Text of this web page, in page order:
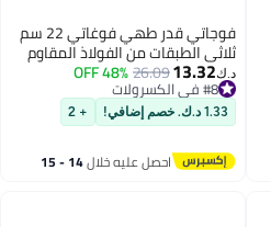
فوجاتي قدر طهي فوغاتي 22 سم
ثلاثي الطبقات من الفولاذ المقاوم
للصدأ (4 لترات) مع غطاء زجاجي -
مقبض ملحوم - قدر طهي مغطى
متوافق مع المواقد الحثية - أواني
شوربة - (خالية 100% من حمض
البيرفلوروكتانويك) (4 لترات)
د.ك‏13.32
26.09
48% OFF
#8 في الكسرولات
#8 في الكسرولات
1.33 د.ك. خصم إضافي! + 2
احصل عليه خلال 14 - 15